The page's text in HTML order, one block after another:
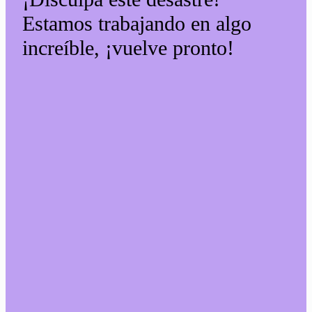
Estamos trabajando en algo
increíble, ¡vuelve pronto!